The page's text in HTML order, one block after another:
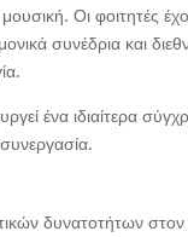
Οι φοιτητές
συνέδρια και
ένα ιδιαίτερα
δυνατοτήτων στον